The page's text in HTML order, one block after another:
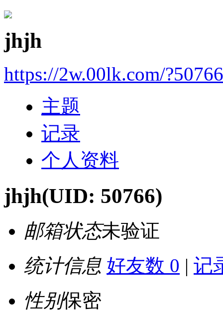
jhjh
https://2w.00lk.com/?50766
主题
记录
个人资料
jhjh(UID: 50766)
邮箱状态未验证
统计信息 好友数 0 | 记
性别保密